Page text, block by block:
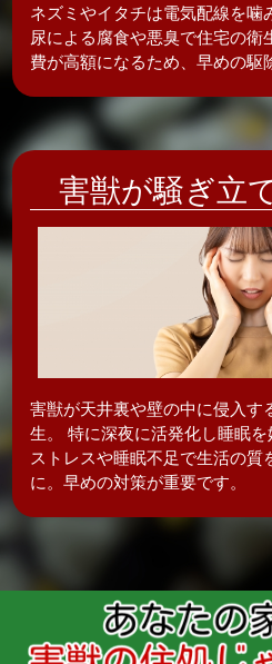
ネズミやイタチは電気配線を噛
尿による腐食や悪臭で住宅の衛
費が高額になるため、早めの駆
害獣が騒ぎ立
害獣が天井裏や壁の中に侵入す
生。 特に深夜に活発化し睡眠を
ストレスや睡眠不足で生活の質
に。早めの対策が重要です。